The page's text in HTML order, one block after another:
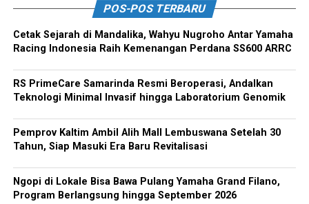
POS-POS TERBARU
Cetak Sejarah di Mandalika, Wahyu Nugroho Antar Yamaha
Racing Indonesia Raih Kemenangan Perdana SS600 ARRC
RS PrimeCare Samarinda Resmi Beroperasi, Andalkan
Teknologi Minimal Invasif hingga Laboratorium Genomik
Pemprov Kaltim Ambil Alih Mall Lembuswana Setelah 30
Tahun, Siap Masuki Era Baru Revitalisasi
Ngopi di Lokale Bisa Bawa Pulang Yamaha Grand Filano,
Program Berlangsung hingga September 2026